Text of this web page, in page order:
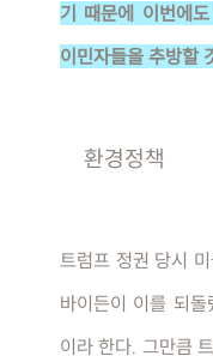
기 때문에 이번에
이민자들을 추방할
환경정책
트럼프 정권 당시
바이든이 이를 되
이라 한다. 그만큼